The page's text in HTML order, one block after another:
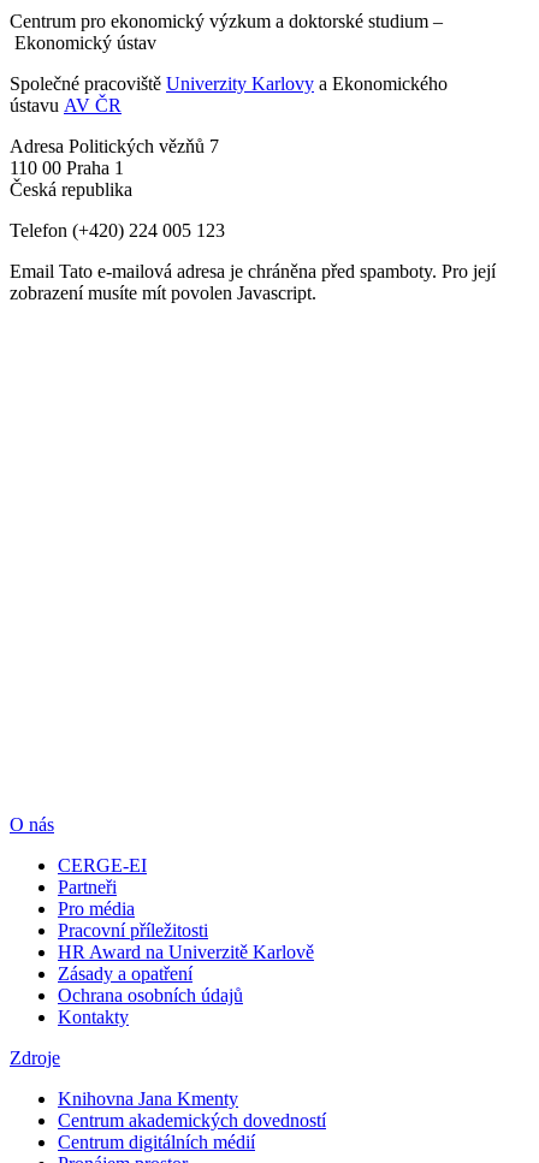
Centrum pro ekonomický výzkum a doktorské studium –
Ekonomický ústav
Společné pracoviště Univerzity Karlovy a Ekonomického
ústavu AV ČR
Adresa Politických vězňů 7
110 00 Praha 1
Česká republika
Telefon (+420) 224 005 123
Email Tato e-mailová adresa je chráněna před spamboty. Pro její
zobrazení musíte mít povolen Javascript.
O nás
CERGE-EI
Partneři
Pro média
Pracovní příležitosti
HR Award na Univerzitě Karlově
Zásady a opatření
Ochrana osobních údajů
Kontakty
Zdroje
Knihovna Jana Kmenty
Centrum akademických dovedností
Centrum digitálních médií